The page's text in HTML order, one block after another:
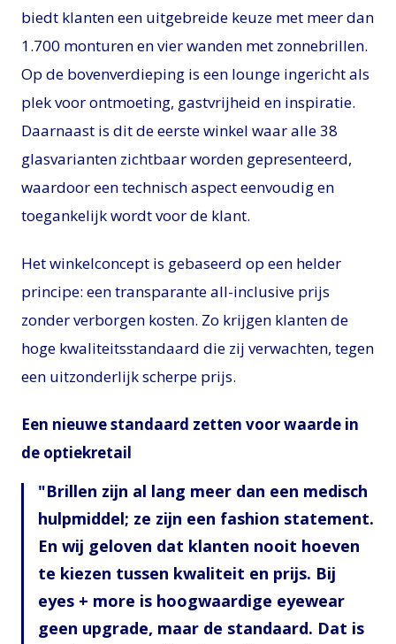
biedt klanten een uitgebreide keuze met meer dan
1.700 monturen en vier wanden met zonnebrillen.
Op de bovenverdieping is een lounge ingericht als
plek voor ontmoeting, gastvrijheid en inspiratie.
Daarnaast is dit de eerste winkel waar alle 38
glasvarianten zichtbaar worden gepresenteerd,
waardoor een technisch aspect eenvoudig en
toegankelijk wordt voor de klant.
Het winkelconcept is gebaseerd op een helder
principe: een transparante all-inclusive prijs
zonder verborgen kosten. Zo krijgen klanten de
hoge kwaliteitsstandaard die zij verwachten, tegen
een uitzonderlijk scherpe prijs.
Een nieuwe standaard zetten voor waarde in
de optiekretail
Brillen zijn al lang meer dan een medisch
hulpmiddel; ze zijn een fashion statement.
En wij geloven dat klanten nooit hoeven
te kiezen tussen kwaliteit en prijs. Bij
eyes + more is hoogwaardige eyewear
geen upgrade, maar de standaard. Dat is